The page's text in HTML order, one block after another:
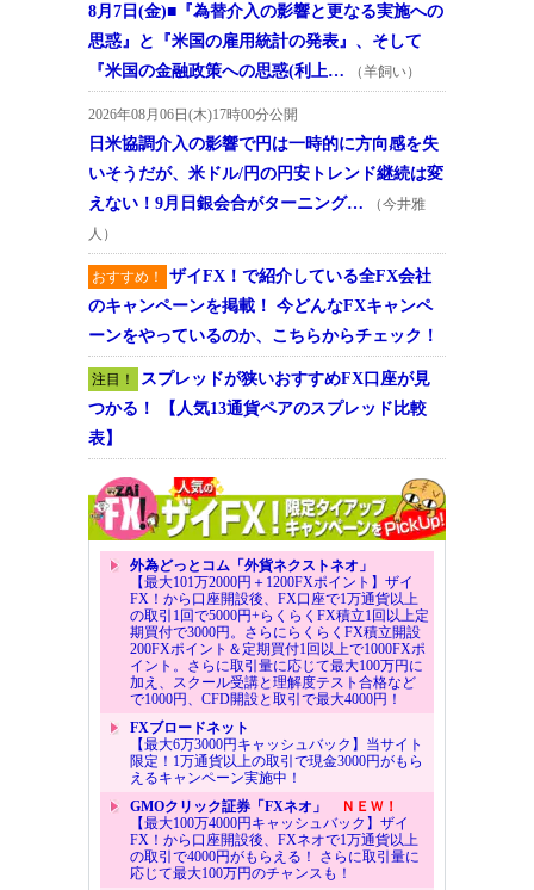
8月7日(金)■『為替介入の影響と更なる実施への
思惑』と『米国の雇用統計の発表』、そして
『米国の金融政策への思惑(利上…
（羊飼い）
2026年08月06日(木)17時00分公開
日米協調介入の影響で円は一時的に方向感を失
いそうだが、米ドル/円の円安トレンド継続は変
えない！9月日銀会合がターニング…
（今井雅
人）
おすすめ！
ザイFX！で紹介している全FX会社
のキャンペーンを掲載！ 今どんなFXキャンペ
ーンをやっているのか、こちらからチェック！
注目！
スプレッドが狭いおすすめFX口座が見
つかる！ 【人気13通貨ペアのスプレッド比較
表】
外為どっとコム「外貨ネクストネオ」
【最大101万2000円＋1200FXポイント】ザイ
FX！から口座開設後、FX口座で1万通貨以上
の取引1回で5000円+らくらくFX積立1回以上定
期買付で3000円。さらにらくらくFX積立開設
200FXポイント＆定期買付1回以上で1000FXポ
イント。さらに取引量に応じて最大100万円に
加え、スクール受講と理解度テスト合格など
で1000円、CFD開設と取引で最大4000円！
FXブロードネット
【最大6万3000円キャッシュバック】当サイト
限定！1万通貨以上の取引で現金3000円がもら
えるキャンペーン実施中！
GMOクリック証券「FXネオ」
ＮＥＷ！
【最大100万4000円キャッシュバック】ザイ
FX！から口座開設後、FXネオで1万通貨以上
の取引で4000円がもらえる！ さらに取引量に
応じて最大100万円のチャンスも！